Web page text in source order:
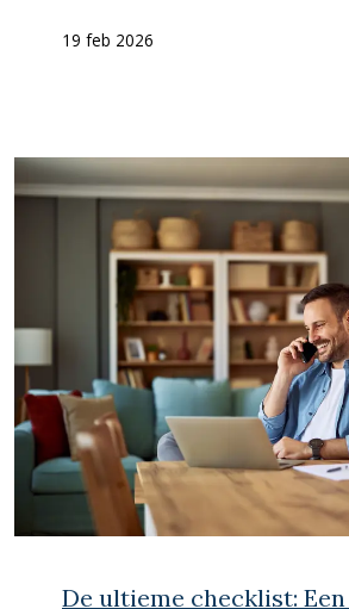
19 feb 2026
De ultieme checklist: Een